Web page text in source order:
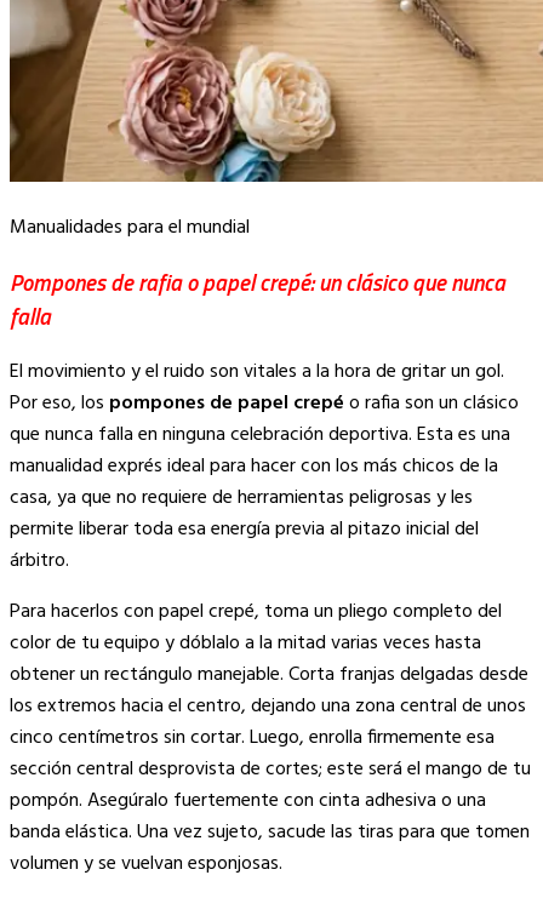
Manualidades para el mundial
Pompones de rafia o papel crepé: un clásico que nunca
falla
El movimiento y el ruido son vitales a la hora de gritar un gol.
Por eso, los pompones de papel crepéo rafia son un clásico
que nunca falla en ninguna celebración deportiva. Esta es una
manualidad exprés ideal para hacer con los más chicos de la
casa, ya que no requiere de herramientas peligrosas y les
permite liberar toda esa energía previa al pitazo inicial del
árbitro.
Para hacerlos con papel crepé, toma un pliego completo del
color de tu equipo y dóblalo a la mitad varias veces hasta
obtener un rectángulo manejable. Corta franjas delgadas desde
los extremos hacia el centro, dejando una zona central de unos
cinco centímetros sin cortar. Luego, enrolla firmemente esa
sección central desprovista de cortes; este será el mango de tu
pompón. Asegúralo fuertemente con cinta adhesiva o una
banda elástica. Una vez sujeto, sacude las tiras para que tomen
volumen y se vuelvan esponjosas.